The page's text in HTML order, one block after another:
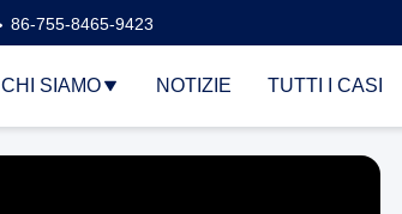
86-755-8465-9423
CHI SIAMO NOTIZIE TUTTI I CASI